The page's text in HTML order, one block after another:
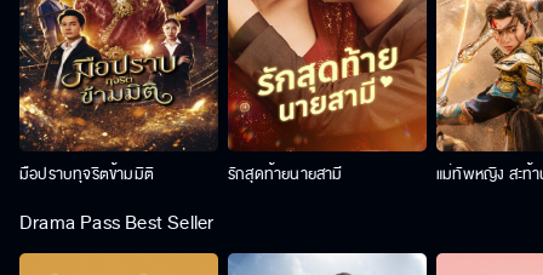
มือปราบทุจริตข้ามมิติ รักสุดท้ายนายสามี แม่ทัพหญิง สะท้
Drama Pass Best Seller